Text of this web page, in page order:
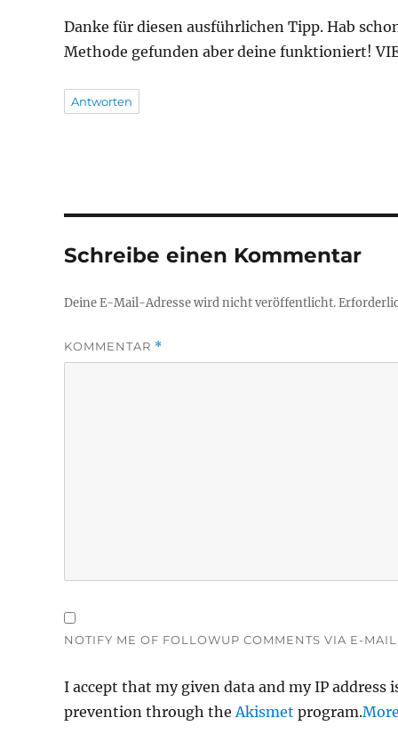
Danke für diesen ausführlichen Tipp. Hab
Methode gefunden aber deine funktioniert!
Antworten
Schreibe einen Kommentar
Deine E-Mail-Adresse wird nicht veröffentlicht.
KOMMENTAR *
NOTIFY ME OF FOLLOWUP COMMENTS VIA E-MAIL
I accept that my given data and my IP address
prevention through the Akismet program.